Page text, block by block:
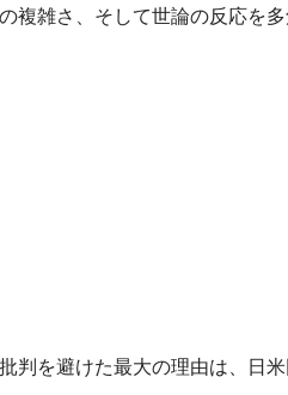
雑さ、そして世論の反応を多
判を避けた最大の理由は、日